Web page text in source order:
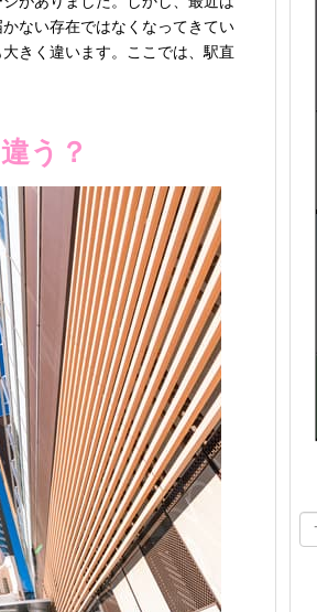
ない存在ではなくなってきてい
きく違います。ここでは、駅直
う？